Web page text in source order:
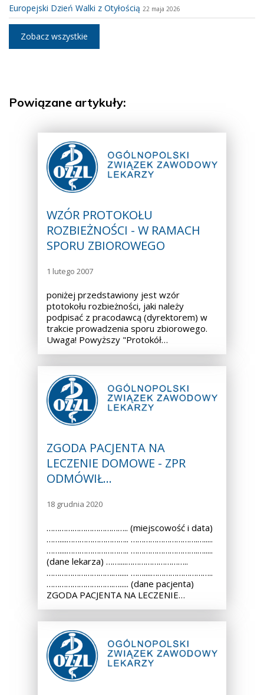
Europejski Dzień Walki z Otyłością 22 maja 2026
Zobacz wszystkie
Powiązane artykuły:
WZÓR PROTOKOŁU
ROZBIEŻNOŚCI - W RAMACH
SPORU ZBIOROWEGO
1 lutego 2007
poniżej przedstawiony jest wzór
ptotokołu rozbieżności, jaki należy
podpisać z pracodawcą (dyrektorem) w
trakcie prowadzenia sporu zbiorowego.
Uwaga! Powyższy "Protokół…
ZGODA PACJENTA NA
LECZENIE DOMOWE - ZPR
ODMÓWIŁ…
18 grudnia 2020
……………………………….. (miejscowość i data)
……....……………………….. ………………………….….....
……....……………………….. ………………………….….....
(dane lekarza) ……....………………………..
………………………….…..... ……....………………………..
………………………….…..... (dane pacjenta)
ZGODA PACJENTA NA LECZENIE…